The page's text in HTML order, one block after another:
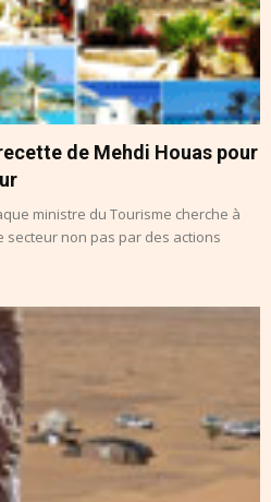
de Mehdi Houas pour
ministre du Tourisme cherche à
non pas par des actions